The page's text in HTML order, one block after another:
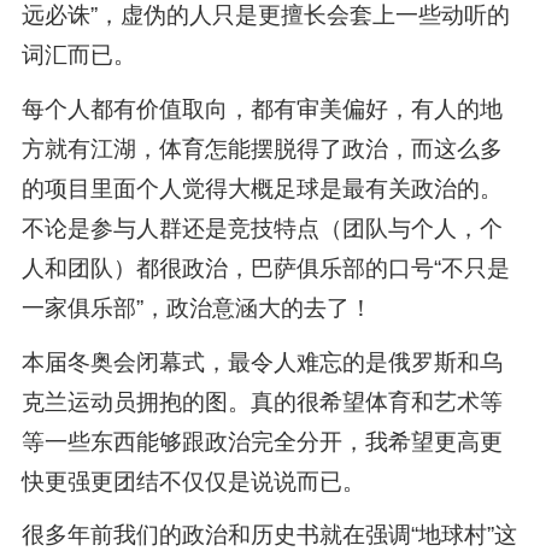
远必诛”，虚伪的人只是更擅长会套上一些动听的
词汇而已。
每个人都有价值取向，都有审美偏好，有人的地
方就有江湖，体育怎能摆脱得了政治，而这么多
的项目里面个人觉得大概足球是最有关政治的。
不论是参与人群还是竞技特点（团队与个人，个
人和团队）都很政治，巴萨俱乐部的口号“不只是
一家俱乐部”，政治意涵大的去了！
本届冬奥会闭幕式，最令人难忘的是俄罗斯和乌
克兰运动员拥抱的图。真的很希望体育和艺术等
等一些东西能够跟政治完全分开，我希望更高更
快更强更团结不仅仅是说说而已。
很多年前我们的政治和历史书就在强调“地球村”这